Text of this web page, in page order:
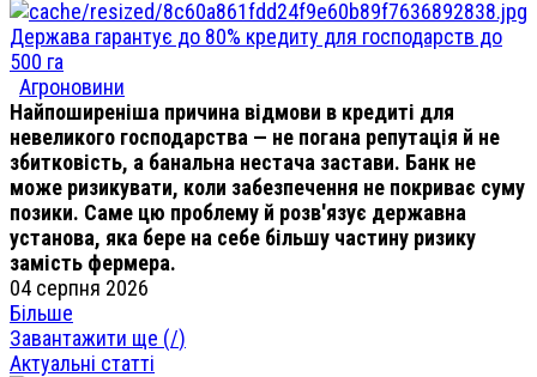
Держава гарантує до 80% кредиту для господарств до
500 га
Агроновини
Найпоширеніша причина відмови в кредиті для
невеликого господарства — не погана репутація й не
збитковість, а банальна нестача застави. Банк не
може ризикувати, коли забезпечення не покриває суму
позики. Саме цю проблему й розв'язує державна
установа, яка бере на себе більшу частину ризику
замість фермера.
04 серпня 2026
Більше
Завантажити ще (/)
Актуальні статті